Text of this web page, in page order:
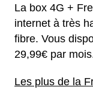
La box 4G +
internet à très
fibre. Vous
29,99€ par
Les plus de la